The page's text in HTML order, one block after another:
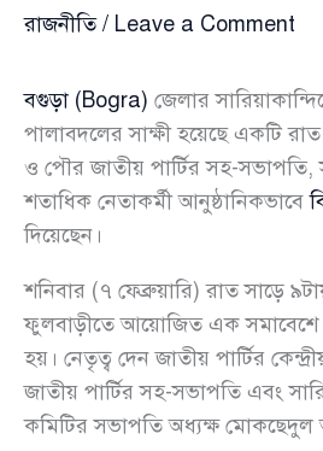
রাজনীতি/ Leave a Comment
বগুড়া (Bogra) জেলার
পালাবদলের সাক্ষী হয়েছে একটি
ও পৌর জাতীয় পার্টির সহ-
শতাধিক নেতাকর্মী আনুষ্ঠানিকভাবে
দিয়েছেন।
শনিবার (৭ ফেব্রুয়ারি) রাত সাড়ে
ফুলবাড়ীতে আয়োজিত এক সমাবেশে
হয়। নেতৃত্ব দেন জাতীয় পার্টির
জাতীয় পার্টির সহ-সভাপতি এবং
কমিটির সভাপতি অধ্যক্ষ